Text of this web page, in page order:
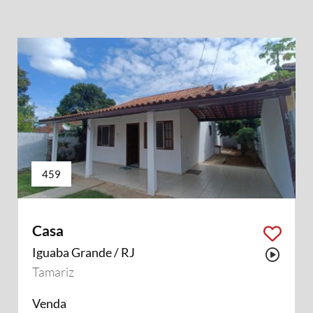
459
Casa
Iguaba Grande / RJ
Tamariz
Venda